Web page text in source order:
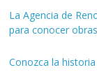
La Agencia de
para conocer
Conozca la